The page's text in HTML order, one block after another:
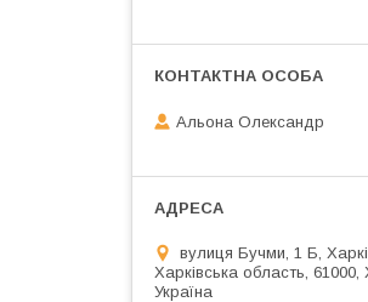
Альона Олександр
вулиця Бучми, 1 Б,
Харківська область, 61000,
Україна